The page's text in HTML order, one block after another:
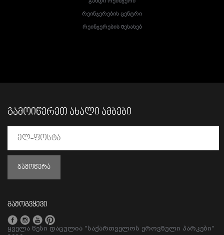
Რეინჯერების Ცენტრი
Რეინჯერების Შესახებ
ᲒᲐᲛᲝᲘᲬᲔᲠᲔᲗ ᲐᲮᲐᲚᲘ ᲐᲛᲑᲔᲑᲘ
ᲒᲐᲛᲝᲬᲔᲠᲐ
გამოგვყევი
ყველა წესი დაცულია "საქართველოს ეროვნული პარკები"